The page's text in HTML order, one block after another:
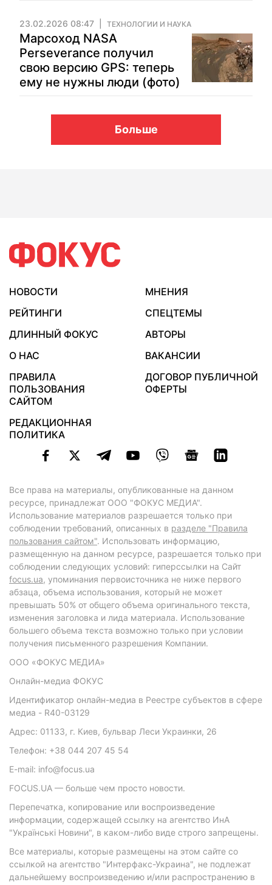
23.02.2026 08:47 ТЕХНОЛОГИИ И НАУКА
Марсоход NASA
Perseverance получил
свою версию GPS: теперь
ему не нужны люди (фото)
Больше
НОВОСТИ
МНЕНИЯ
РЕЙТИНГИ
СПЕЦТЕМЫ
ДЛИННЫЙ ФОКУС
АВТОРЫ
О НАС
ВАКАНСИИ
ПРАВИЛА
ПОЛЬЗОВАНИЯ
САЙТОМ
ДОГОВОР ПУБЛИЧНОЙ
ОФЕРТЫ
РЕДАКЦИОННАЯ
ПОЛИТИКА
Все права на материалы, опубликованные на данном
ресурсе, принадлежат ООО "ФОКУС МЕДИА".
Использование материалов разрешается только при
соблюдении требований, описанных в разделе "Правила
пользования сайтом". Использовать информацию,
размещенную на данном ресурсе, разрешается только при
соблюдении следующих условий: гиперссылки на Сайт
focus.ua, упоминания первоисточника не ниже первого
абзаца, объема использования, который не может
превышать 50% от общего объема оригинального текста,
изменения заголовка и лида материала. Использование
большего объема текста возможно только при условии
получения письменного разрешения Компании.
ООО «ФОКУС МЕДИА»
Онлайн-медиа ФОКУС
Идентификатор онлайн-медиа в Реестре субъектов в сфере
медиа - R40-03129
Адрес: 01133, г. Киев, бульвар Леси Украинки, 26
Телефон: +38 044 207 45 54
E-mail: info@focus.ua
FOCUS.UA — больше чем просто новости.
Перепечатка, копирование или воспроизведение
информации, содержащей ссылку на агентство ИнА
"Українські Новини", в каком-либо виде строго запрещены.
Все материалы, которые размещены на этом сайте со
ссылкой на агентство "Интерфакс-Украина", не подлежат
дальнейшему воспроизведению и/или распространению в